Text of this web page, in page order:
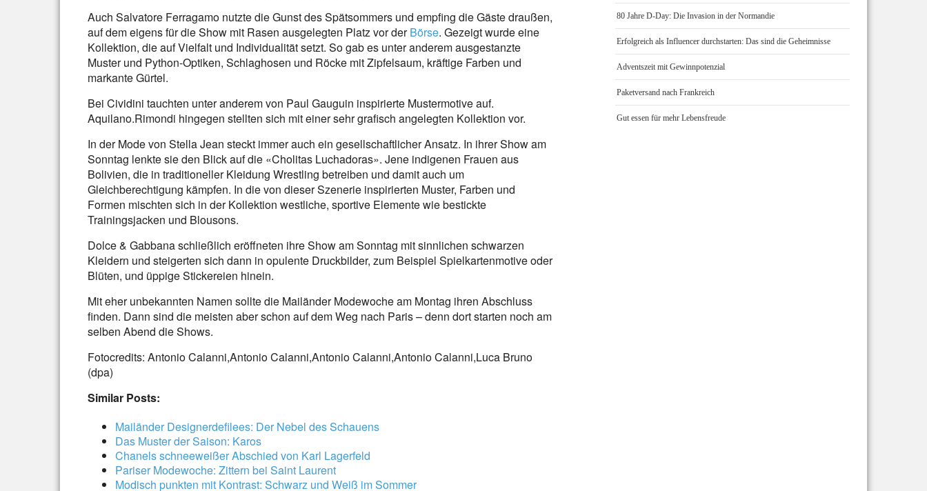
Auch Salvatore Ferragamo nutzte die Gunst des Spätsommers und empfing die Gäste draußen,
auf dem eigens für die Show mit Rasen ausgelegten Platz vor derBörse. Gezeigt wurde eine
Kollektion, die auf Vielfalt und Individualität setzt. So gab es unter anderem ausgestanzte
Muster und Python-Optiken, Schlaghosen und Röcke mit Zipfelsaum, kräftige Farben und
markante Gürtel.
Bei Cividini tauchten unter anderem von Paul Gauguin inspirierte Mustermotive auf.
Aquilano.Rimondi hingegen stellten sich mit einer sehr grafisch angelegten Kollektion vor.
In der Mode von Stella Jean steckt immer auch ein gesellschaftlicher Ansatz. In ihrer Show am
Sonntag lenkte sie den Blick auf die «Cholitas Luchadoras». Jene indigenen Frauen aus
Bolivien, die in traditioneller Kleidung Wrestling betreiben und damit auch um
Gleichberechtigung kämpfen. In die von dieser Szenerie inspirierten Muster, Farben und
Formen mischten sich in der Kollektion westliche, sportive Elemente wie bestickte
Trainingsjacken und Blousons.
Dolce & Gabbana schließlich eröffneten ihre Show am Sonntag mit sinnlichen schwarzen
Kleidern und steigerten sich dann in opulente Druckbilder, zum Beispiel Spielkartenmotive oder
Blüten, und üppige Stickereien hinein.
Mit eher unbekannten Namen sollte die Mailänder Modewoche am Montag ihren Abschluss
finden. Dann sind die meisten aber schon auf dem Weg nach Paris – denn dort starten noch am
selben Abend die Shows.
Fotocredits: Antonio Calanni,Antonio Calanni,Antonio Calanni,Antonio Calanni,Luca Bruno
(dpa)
Similar Posts:
Mailänder Designerdefilees: Der Nebel des Schauens
Das Muster der Saison: Karos
Chanels schneeweißer Abschied von Karl Lagerfeld
Pariser Modewoche: Zittern bei Saint Laurent
Modisch punkten mit Kontrast: Schwarz und Weiß im Sommer
80 Jahre D-Day: Die Invasion in der Normandie
Erfolgreich als Influencer durchstarten: Das sind die Geheimnisse
Adventszeit mit Gewinnpotenzial
Paketversand nach Frankreich
Gut essen für mehr Lebensfreude